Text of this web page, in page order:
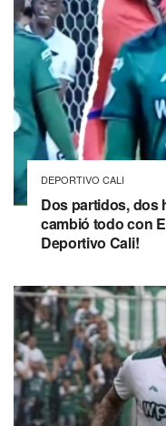
DEPORTIVO CALI
Dos partidos, dos
cambió todo con
Deportivo Cali!